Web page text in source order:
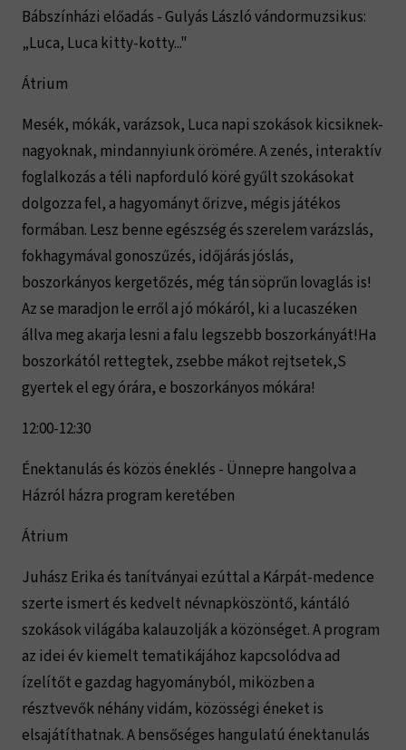
Bábszínházi előadás - Gulyás László vándormuzsikus:
„Luca, Luca kitty-kotty..."
Átrium
Mesék, mókák, varázsok, Luca napi szokások kicsiknek-
nagyoknak, mindannyiunk örömére. A zenés, interaktív
foglalkozás a téli napforduló köré gyűlt szokásokat
dolgozza fel, a hagyományt őrizve, mégis játékos
formában. Lesz benne egészség és szerelem varázslás,
fokhagymával gonoszűzés, időjárás jóslás,
boszorkányos kergetőzés, még tán söprűn lovaglás is!
Az se maradjon le erről a jó mókáról, ki a lucaszéken
állva meg akarja lesni a falu legszebb boszorkányát!Ha
boszorkától rettegtek, zsebbe mákot rejtsetek,S
gyertek el egy órára, e boszorkányos mókára!
12:00-12:30
Énektanulás és közös éneklés - Ünnepre hangolva a
Házról házra program keretében
Átrium
Juhász Erika és tanítványai ezúttal a Kárpát-medence
szerte ismert és kedvelt névnapköszöntő, kántáló
szokások világába kalauzolják a közönséget. A program
az idei év kiemelt tematikájához kapcsolódva ad
ízelítőt e gazdag hagyományból, miközben a
résztvevők néhány vidám, közösségi éneket is
elsajátíthatnak. A bensőséges hangulatú énektanulás